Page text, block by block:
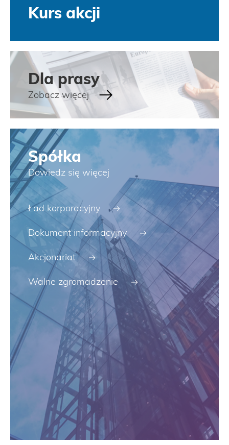
Kurs akcji
Dla prasy
Zobacz więcej
Spółka
Dowiedz się więcej
Ład korporacyjny
Dokument informacyjny
Akcjonariat
Walne zgromadzenie